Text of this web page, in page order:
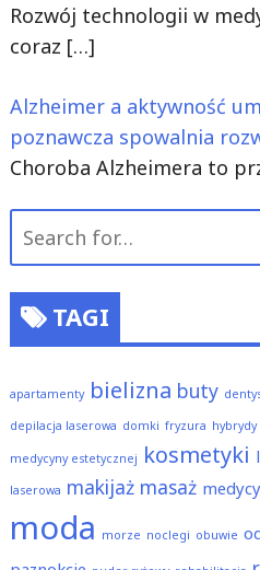
Rozwój technologii w
coraz […]
Alzheimer a aktywność
poznawcza spowalnia
Choroba Alzheimera to
for:
TAGI
apartamenty bielizna buty
depilacja laserowa domki fryzura hybrydy
medycyny estetycznej kosmetyki
laserowa makijaż masaż
moda morze noclegi obuwie